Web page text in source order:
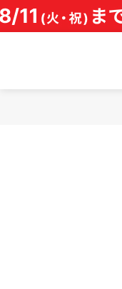
コ
ン
テ